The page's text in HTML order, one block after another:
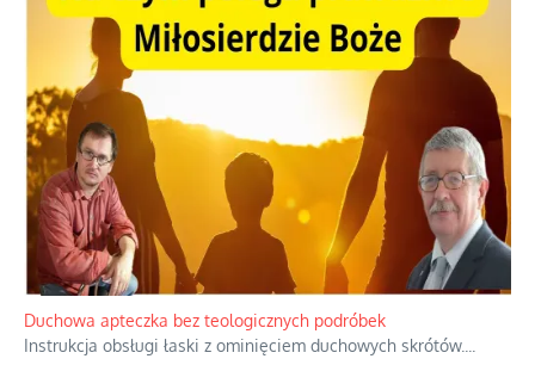
Duchowa apteczka bez teologicznych podróbek
Instrukcja obsługi łaski z ominięciem duchowych skrótów.